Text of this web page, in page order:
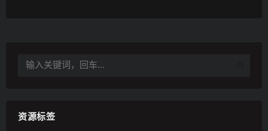
资源标签